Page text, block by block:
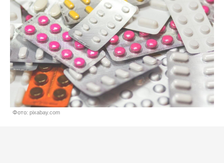
Фото: pixabay.com